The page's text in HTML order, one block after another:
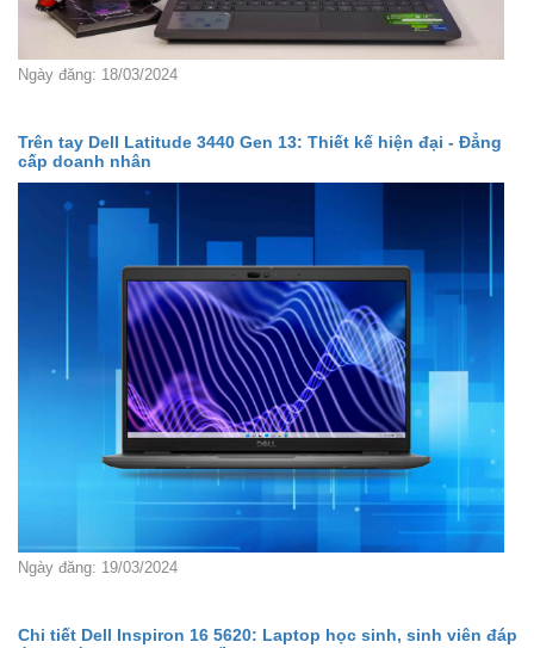
Ngày đăng: 18/03/2024
Trên tay Dell Latitude 3440 Gen 13: Thiết kế hiện đại - Đẳng
cấp doanh nhân
Ngày đăng: 19/03/2024
Chi tiết Dell Inspiron 16 5620: Laptop học sinh, sinh viên đáp